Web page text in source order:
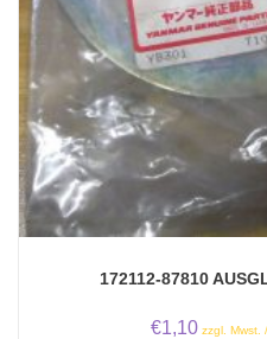
172112-87810
€1,10 zzgl. Mwst.